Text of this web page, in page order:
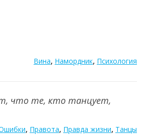
Вина, Намордник, Психология
что те, кто танцует,
, Правота, Правда жизни, Танцы